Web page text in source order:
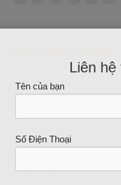
Liên
Tên của bạn
Số Điện Thoại